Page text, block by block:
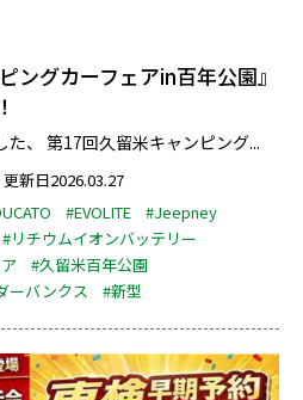
ングカーフェアin百年公園』
、 第17回久留米キャンピング...
更新日2026.03.27
#EVOLITE
#Jeepney
#リチウムイオンバッテリー
#久留米百年公園
ーバンクス #新型